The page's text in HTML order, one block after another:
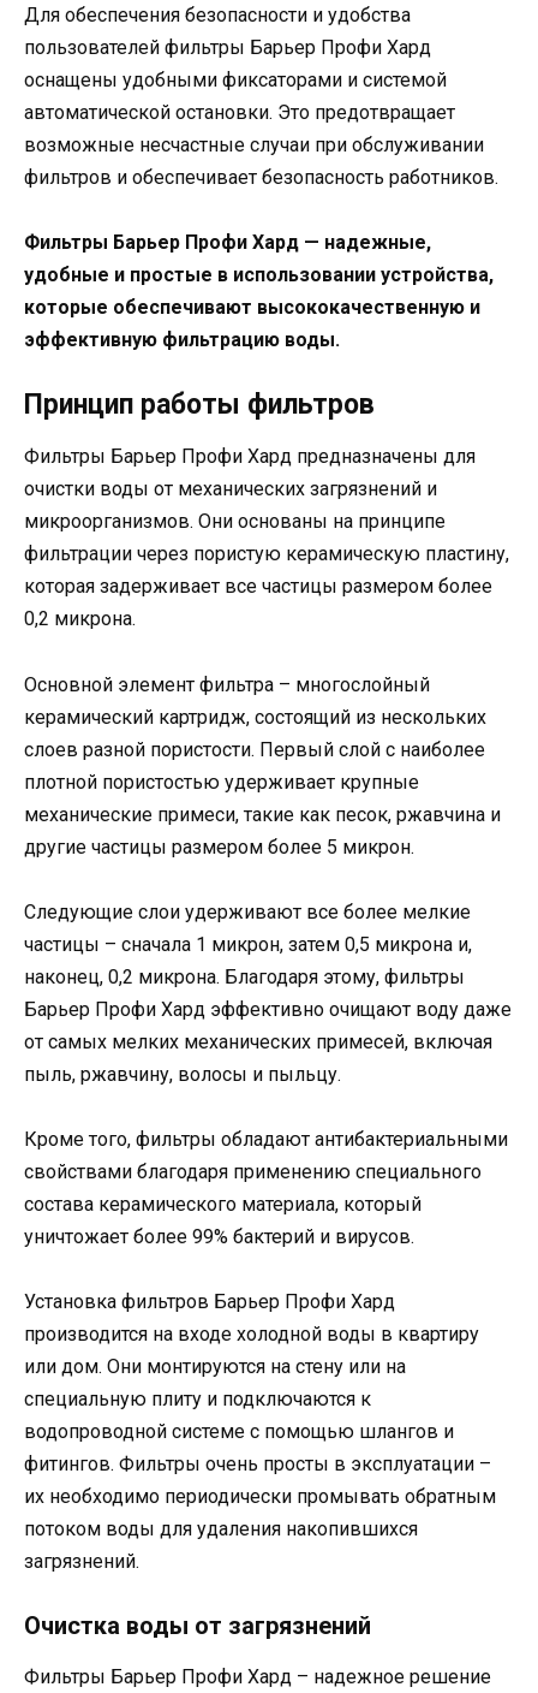
Для обеспечения безопасности и удобства
пользователей фильтры Барьер Профи Хард
оснащены удобными фиксаторами и системой
автоматической остановки. Это предотвращает
возможные несчастные случаи при обслуживании
фильтров и обеспечивает безопасность работников.
Фильтры Барьер Профи Хард — надежные,
удобные и простые в использовании устройства,
которые обеспечивают высококачественную и
эффективную фильтрацию воды.
Принцип работы фильтров
Фильтры Барьер Профи Хард предназначены для
очистки воды от механических загрязнений и
микроорганизмов. Они основаны на принципе
фильтрации через пористую керамическую пластину,
которая задерживает все частицы размером более
0,2 микрона.
Основной элемент фильтра – многослойный
керамический картридж, состоящий из нескольких
слоев разной пористости. Первый слой с наиболее
плотной пористостью удерживает крупные
механические примеси, такие как песок, ржавчина и
другие частицы размером более 5 микрон.
Следующие слои удерживают все более мелкие
частицы – сначала 1 микрон, затем 0,5 микрона и,
наконец, 0,2 микрона. Благодаря этому, фильтры
Барьер Профи Хард эффективно очищают воду даже
от самых мелких механических примесей, включая
пыль, ржавчину, волосы и пыльцу.
Кроме того, фильтры обладают антибактериальными
свойствами благодаря применению специального
состава керамического материала, который
уничтожает более 99% бактерий и вирусов.
Установка фильтров Барьер Профи Хард
производится на входе холодной воды в квартиру
или дом. Они монтируются на стену или на
специальную плиту и подключаются к
водопроводной системе с помощью шлангов и
фитингов. Фильтры очень просты в эксплуатации –
их необходимо периодически промывать обратным
потоком воды для удаления накопившихся
загрязнений.
Очистка воды от загрязнений
Фильтры Барьер Профи Хард – надежное решение